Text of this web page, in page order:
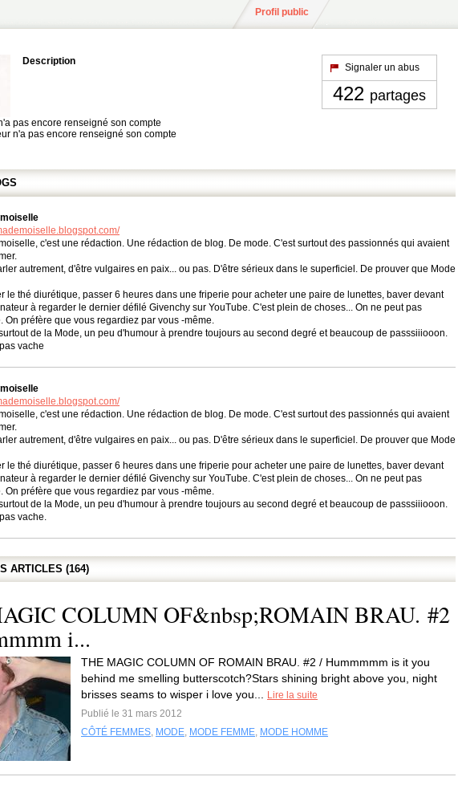
Profil public
Description
pas encore renseigné son compte
n'a pas encore renseigné son compte
Signaler un abus
422 partages
c'est une rédaction. Une rédaction de blog. De mode. C'est surtout des passionnés qui avaient
autrement, d'être vulgaires en paix... ou pas. D'être sérieux dans le superficiel. De prouver que Mode
le thé diurétique, passer 6 heures dans une friperie pour acheter une paire de lunettes, baver devant
à regarder le dernier défilé Givenchy sur YouTube. C'est plein de choses... On ne peut pas
On préfère que vous regardiez par vous -même.
de la Mode, un peu d'humour à prendre toujours au second degré et beaucoup de passsiiiooon.
vache
c'est une rédaction. Une rédaction de blog. De mode. C'est surtout des passionnés qui avaient
autrement, d'être vulgaires en paix... ou pas. D'être sérieux dans le superficiel. De prouver que Mode
le thé diurétique, passer 6 heures dans une friperie pour acheter une paire de lunettes, baver devant
à regarder le dernier défilé Givenchy sur YouTube. C'est plein de choses... On ne peut pas
On préfère que vous regardiez par vous -même.
de la Mode, un peu d'humour à prendre toujours au second degré et beaucoup de passsiiiooon.
vache.
ARTICLES (164)
COLUMN OF&nbsp;ROMAIN BRAU. #2
i...
THE MAGIC COLUMN OF ROMAIN BRAU. #2 / Hummmmm is it you
behind me smelling butterscotch?Stars shining bright above you, night
brisses seams to wisper i love you...
Lire la suite
Publié le 31 mars 2012
CÔTÉ FEMMES, MODE, MODE FEMME, MODE HOMME